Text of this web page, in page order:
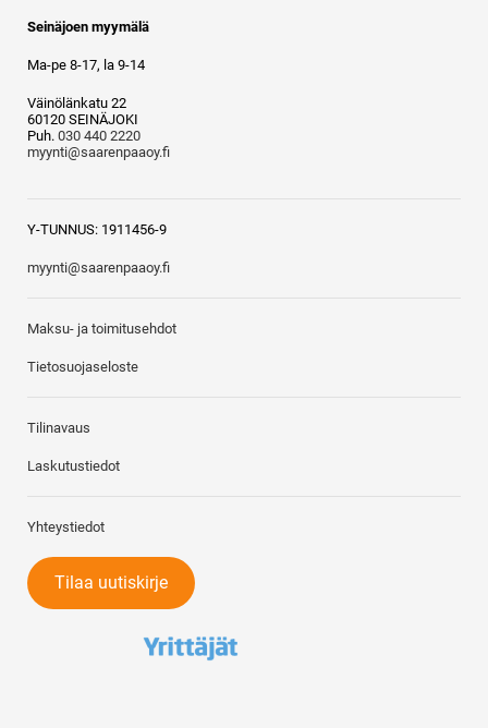
Seinäjoen myymälä
Ma-pe 8-17, la 9-14
Väinölänkatu 22
60120 SEINÄJOKI
Puh. 030 440 2220
myynti@saarenpaaoy.fi
Y-TUNNUS: 1911456-9
myynti@saarenpaaoy.fi
Maksu- ja toimitusehdot
Tietosuojaseloste
Tilinavaus
Laskutustiedot
Yhteystiedot
Tilaa uutiskirje